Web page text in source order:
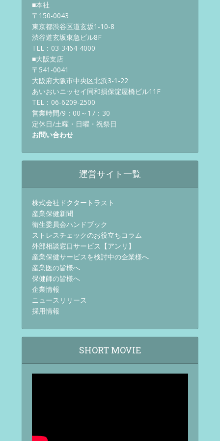
■本社
〒150-0043
東京都渋谷区道玄坂1-10-8
渋谷道玄坂東急ビル8F
TEL：03-3464-4000
■大阪支店
〒541-0041
大阪府大阪市中央区北浜3-1-22
あいおいニッセイ同和損保淀屋橋ビル11F
TEL：06-6209-2500
営業時間/9：00～17：30
定休日/土曜・日曜・祝祭日
お問い合わせ
運営サイト一覧
株式会社ドクタートラスト
産業保健新聞
衛生委員会ハンドブック
ストレスチェックのお役立ちコラム
外部相談窓口サービス【アンリ】
産業保健サービスを検討中の企業様へ
産業医の皆様へ
保健師の皆様へ
企業情報
ニュースリリース
採用情報
SHORT MOVIE